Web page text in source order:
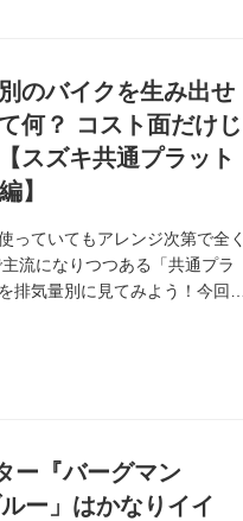
のバイクを生み出せ
何？ コスト面だけじ
スズキ共通プラット
】
っていてもアレンジ次第で全く
流になりつつある「共通プラ
排気量別に見てみよう！今回は
ー『バーグマン
ー」はかなりイイ